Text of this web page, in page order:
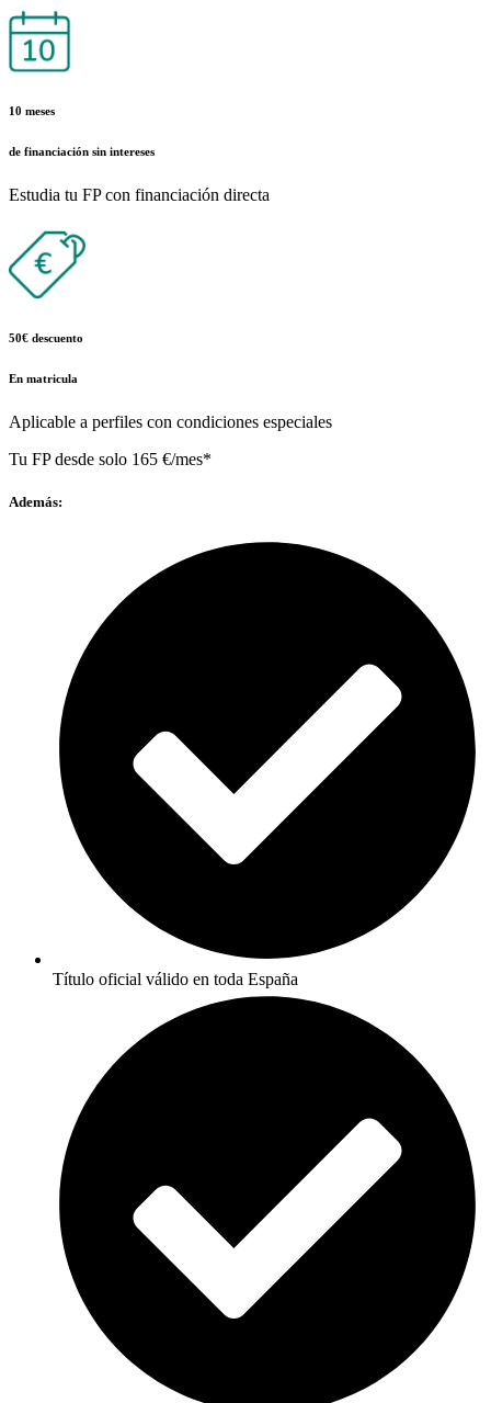
10 meses
de financiación sin intereses
Estudia tu FP con financiación directa
50€ descuento
En matricula
Aplicable a perfiles con condiciones especiales
Tu FP desde solo 165 €/mes*
Además:
Título oficial válido en toda España